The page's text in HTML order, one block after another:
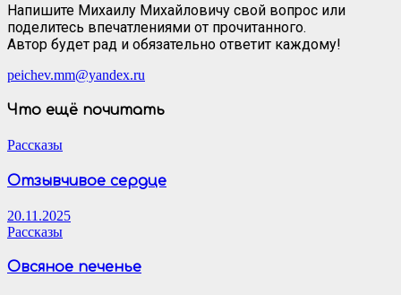
Напишите Михаилу Михайловичу свой вопрос или
поделитесь впечатлениями от прочитанного.
Автор будет рад и обязательно ответит каждому!
peichev.mm@yandex.ru
Что ещё почитать
Рассказы
Отзывчивое сердце
20.11.2025
Рассказы
Овсяное печенье